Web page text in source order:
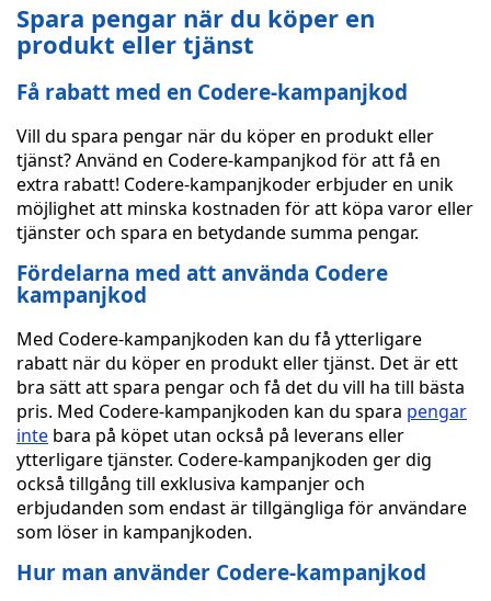
Spara pengar när du köper en
produkt eller tjänst
Få rabatt med en Codere-kampanjkod
Vill du spara pengar när du köper en produkt eller
tjänst? Använd en Codere-kampanjkod för att få en
extra rabatt! Codere-kampanjkoder erbjuder en unik
möjlighet att minska kostnaden för att köpa varor eller
tjänster och spara en betydande summa pengar.
Fördelarna med att använda Codere
kampanjkod
Med Codere-kampanjkoden kan du få ytterligare
rabatt när du köper en produkt eller tjänst. Det är ett
bra sätt att spara pengar och få det du vill ha till bästa
pris. Med Codere-kampanjkoden kan du spara pengar
inte bara på köpet utan också på leverans eller
ytterligare tjänster. Codere-kampanjkoden ger dig
också tillgång till exklusiva kampanjer och
erbjudanden som endast är tillgängliga för användare
som löser in kampanjkoden.
Hur man använder Codere-kampanjkod